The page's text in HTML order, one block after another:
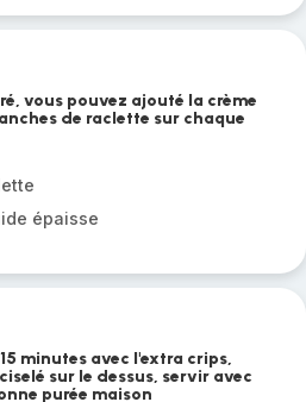
vous pouvez ajouté la crème
de raclette sur chaque
épaisse
minutes avec l'extra crips,
sur le dessus, servir avec
purée maison